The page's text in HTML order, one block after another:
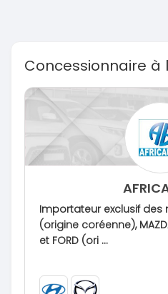
Concessionnaire à
Importateur exclusif des
(origine coréenne),
et FORD (ori ...